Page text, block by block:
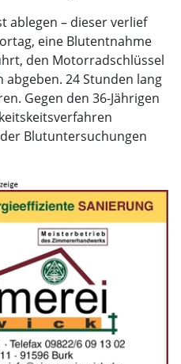
ablegen – dieser verlief
eine Blutentnahme
den Motorradschlüssel
24 Stunden lang
Gegen den 36-Jährigen
Blutuntersuchungen